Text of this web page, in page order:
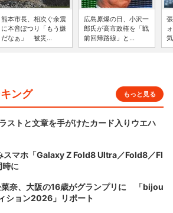
熊本市長、相次ぐ余震
に本音ぽつり「もう嫌
だなぁ」 被災...
広島原爆の日、小沢一
郎氏が高市政権を「戦
前回帰路線」と...
ング もっと見る
ストと文章を手がけたカード入りウエハ
スマホ「Galaxy Z Fold8 Ultra／Fold8／Fl
に
菜奈、大阪の16歳がグランプリに 「bijou
ション2026」リポート